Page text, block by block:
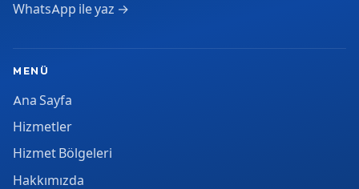
WhatsApp ile yaz →
MENÜ
Ana Sayfa
Hizmetler
Hizmet Bölgeleri
Hakkımızda